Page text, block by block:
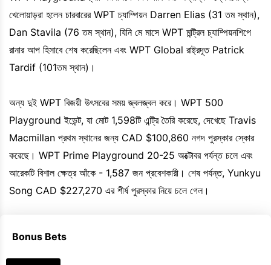
খেলোয়াড়রা হলেন চারবারের WPT চ্যাম্পিয়ন Darren Elias (31 তম স্থান),
Dan Stavila (76 তম স্থান), যিনি মে মাসে WPT মন্ট্রিল চ্যাম্পিয়নশিপে
রানার আপ হিসাবে শেষ করেছিলেন এবং WPT Global রাষ্ট্রদূত Patrick
Tardif (101তম স্থান)।
অন্য দুই WPT বিজয়ী উৎসবের সময় জ্বলজ্বল করে। WPT 500
Playground ইভেন্ট, যা মোট 1,598টি এন্ট্রি তৈরি করেছে, দেখেছে Travis
Macmillan প্রথম স্থানের জন্য CAD $100,860 নগদ পুরস্কার স্কোর
করেছে। WPT Prime Playground 20-25 অক্টোবর পর্যন্ত চলে এবং
আরেকটি বিশাল ক্ষেত্র আঁকে - 1,587 জন প্রবেশকারী। শেষ পর্যন্ত, Yunkyu
Song CAD $227,270 এর শীর্ষ পুরস্কার নিয়ে চলে গেল।
Bonus Bets